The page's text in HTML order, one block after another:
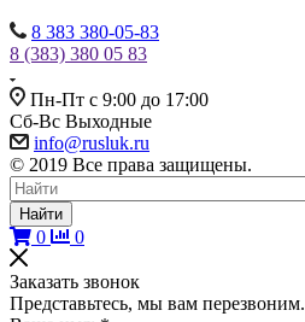
8 383 380-05-83
8 (383) 380 05 83
Пн-Пт с 9:00 до 17:00
Сб-Вс Выходные
info@rusluk.ru
© 2019 Все права защищены.
Найти
0 0
Заказать звонок
Представьтесь, мы вам перезвоним.